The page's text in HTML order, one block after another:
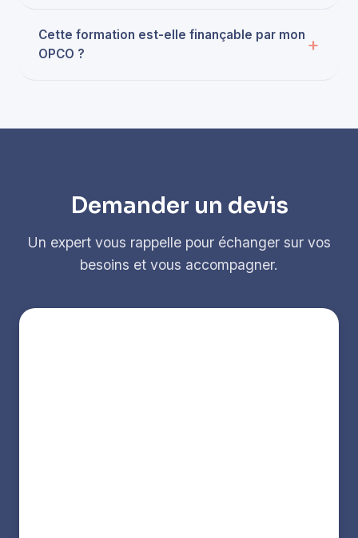
Cette formation est-elle finançable par mon
OPCO ?
Demander un devis
Un expert vous rappelle pour échanger sur vos
besoins et vous accompagner.